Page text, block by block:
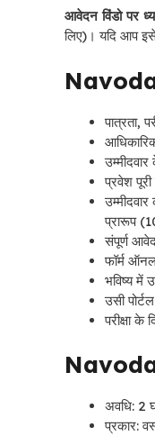
आवेदन विंडो पर
लिए)। यदि आप
पात्रता,
प्रवेश
प्रारूप
संपूर्ण
फॉर्म
भविष्य में
उसी
परीक्षा
अवधि: 2
प्रकार: